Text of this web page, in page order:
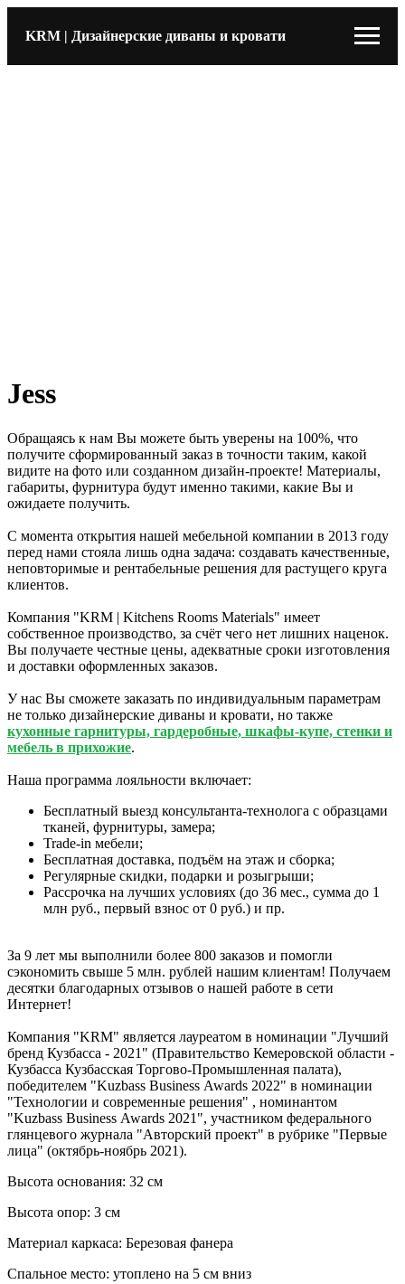
KRM | Дизайнерские диваны и кровати
Jess
Обращаясь к нам Вы можете быть уверены на 100%, что
получите сформированный заказ в точности таким, какой
видите на фото или созданном дизайн-проекте! Материалы,
габариты, фурнитура будут именно такими, какие Вы и
ожидаете получить.
С момента открытия нашей мебельной компании в 2013 году
перед нами стояла лишь одна задача: создавать качественные,
неповторимые и рентабельные решения для растущего круга
клиентов.
Компания "KRM | Kitchens Rooms Materials" имеет
собственное производство, за счёт чего нет лишних наценок.
Вы получаете честные цены, адекватные сроки изготовления
и доставки оформленных заказов.
У нас Вы сможете заказать по индивидуальным параметрам
не только дизайнерские диваны и кровати, но также
кухонные гарнитуры, гардеробные, шкафы-купе, стенки и
мебель в прихожие.
Наша программа лояльности включает:
Бесплатный выезд консультанта-технолога с образцами
тканей, фурнитуры, замера;
Trade-in мебели;
Бесплатная доставка, подъём на этаж и сборка;
Регулярные скидки, подарки и розыгрыши;
Рассрочка на лучших условиях (до 36 мес., сумма до 1
млн руб., первый взнос от 0 руб.) и пр.
За 9 лет мы выполнили более 800 заказов и помогли
сэкономить свыше 5 млн. рублей нашим клиентам! Получаем
десятки благодарных отзывов о нашей работе в сети
Интернет!
Компания "KRM" является лауреатом в номинации "Лучший
бренд Кузбасса - 2021" (Правительство Кемеровской области -
Кузбасса Кузбасская Торгово-Промышленная палата),
победителем "Kuzbass Business Awards 2022" в номинации
"Технологии и современные решения" , номинантом
"Kuzbass Business Awards 2021", участником федерального
глянцевого журнала "Авторский проект" в рубрике "Первые
лица" (октябрь-ноябрь 2021).
Высота основания: 32 см
Высота опор: 3 см
Материал каркаса: Березовая фанера
Спальное место: утоплено на 5 см вниз